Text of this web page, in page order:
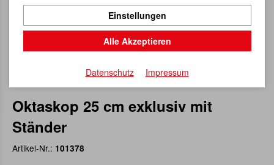
Oktaskop 25 cm exklusiv mit
Ständer
Artikel-Nr.: 101378
Einstellungen
Alle Akzeptieren
Datenschutz Impressum